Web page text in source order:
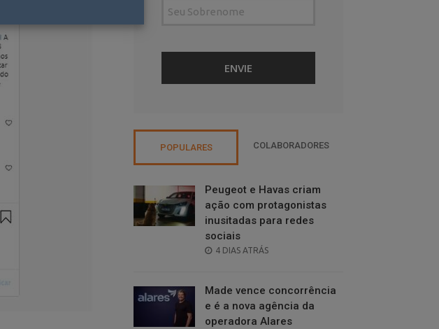
POPULARES COLABORADORES
Peugeot e Havas criam
ação com protagonistas
inusitadas para redes
sociais
POSTED
4 DIAS ATRÁS
Made vence concorrência
e é a nova agência da
operadora Alares